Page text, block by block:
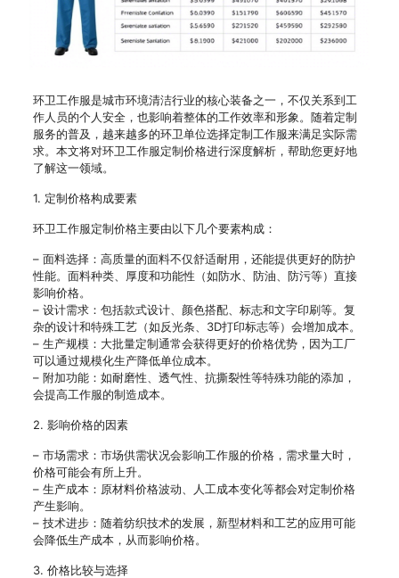
环卫工作服是城市环境清洁行业的核心装备之一，不仅关系到工
作人员的个人安全，也影响着整体的工作效率和形象。随着定制
服务的普及，越来越多的环卫单位选择定制工作服来满足实际需
求。本文将对环卫工作服定制价格进行深度解析，帮助您更好地
了解这一领域。
1. 定制价格构成要素
环卫工作服定制价格主要由以下几个要素构成：
– 面料选择：高质量的面料不仅舒适耐用，还能提供更好的防护
性能。面料种类、厚度和功能性（如防水、防油、防污等）直接
影响价格。
– 设计需求：包括款式设计、颜色搭配、标志和文字印刷等。复
杂的设计和特殊工艺（如反光条、3D打印标志等）会增加成本。
– 生产规模：大批量定制通常会获得更好的价格优势，因为工厂
可以通过规模化生产降低单位成本。
– 附加功能：如耐磨性、透气性、抗撕裂性等特殊功能的添加，
会提高工作服的制造成本。
2. 影响价格的因素
– 市场需求：市场供需状况会影响工作服的价格，需求量大时，
价格可能会有所上升。
– 生产成本：原材料价格波动、人工成本变化等都会对定制价格
产生影响。
– 技术进步：随着纺织技术的发展，新型材料和工艺的应用可能
会降低生产成本，从而影响价格。
3. 价格比较与选择